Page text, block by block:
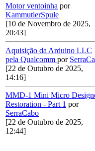
Motor ventoinha por
KammutierSpule
[10 de Novembro de 2025,
20:43]
Aquisição da Arduino LLC
pela Qualcomm por
[22 de Outubro de 2025,
14:16]
MMD-1 Mini Micro
Restoration - Part 1 por
SerraCabo
[22 de Outubro de 2025,
12:44]